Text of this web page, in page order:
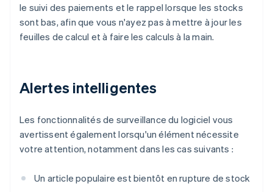
le suivi des paiements et le rappel lorsque les stocks
sont bas, afin que vous n'ayez pas à mettre à jour les
feuilles de calcul et à faire les calculs à la main.
Alertes intelligentes
Les fonctionnalités de surveillance du logiciel vous
avertissent également lorsqu'un élément nécessite
votre attention, notamment dans les cas suivants :
Un article populaire est bientôt en rupture de stock